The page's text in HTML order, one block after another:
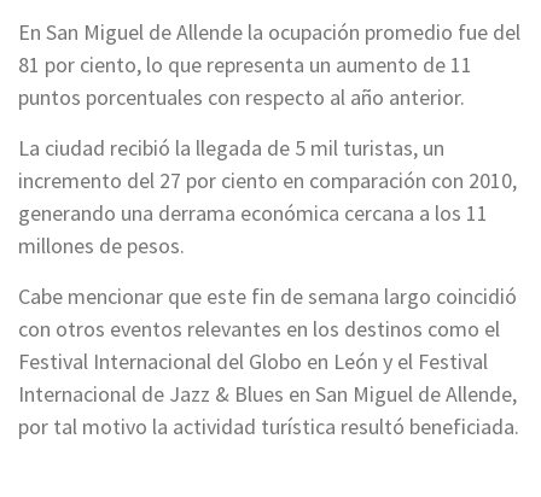
En San Miguel de Allende la ocupación promedio fue del
81 por ciento, lo que representa un aumento de 11
puntos porcentuales con respecto al año anterior.
La ciudad recibió la llegada de 5 mil turistas, un
incremento del 27 por ciento en comparación con 2010,
generando una derrama económica cercana a los 11
millones de pesos.
Cabe mencionar que este fin de semana largo coincidió
con otros eventos relevantes en los destinos como el
Festival Internacional del Globo en León y el Festival
Internacional de Jazz & Blues en San Miguel de Allende,
por tal motivo la actividad turística resultó beneficiada.